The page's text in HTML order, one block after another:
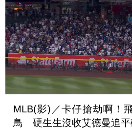
MLB(影)／卡仔搶劫啊！
鳥 硬生生沒收艾德曼追平